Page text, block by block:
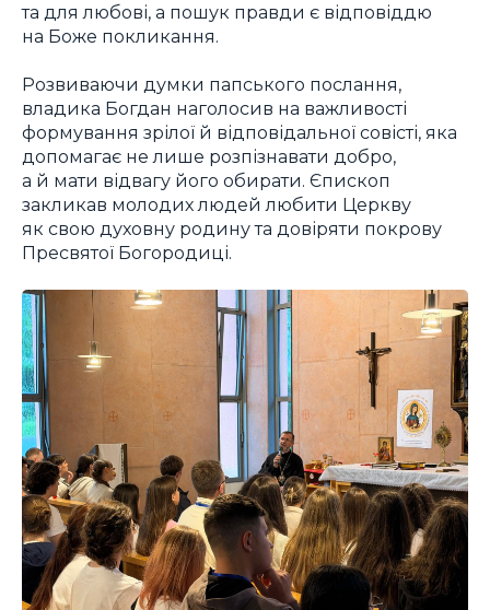
та для любові, а пошук правди є відповіддю
на Боже покликання.
Розвиваючи думки папського послання,
владика Богдан наголосив на важливості
формування зрілої й відповідальної совісті, яка
допомагає не лише розпізнавати добро,
а й мати відвагу його обирати. Єпископ
закликав молодих людей любити Церкву
як свою духовну родину та довіряти покрову
Пресвятої Богородиці.